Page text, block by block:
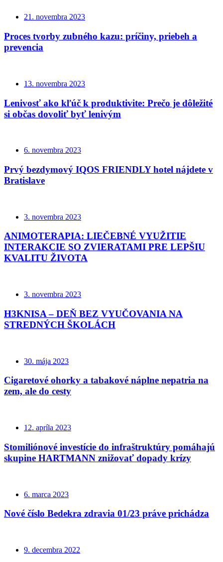
21. novembra 2023
Proces tvorby zubného kazu: príčiny, priebeh a
prevencia
13. novembra 2023
Lenivosť ako kľúč k produktivite: Prečo je dôležité
si občas dovoliť byť lenivým
6. novembra 2023
Prvý bezdymový IQOS FRIENDLY hotel nájdete v
Bratislave
3. novembra 2023
ANIMOTERAPIA: LIEČEBNÉ VYUŽITIE
INTERAKCIE SO ZVIERATAMI PRE LEPŠIU
KVALITU ŽIVOTA
3. novembra 2023
H3KNISA – DEŇ BEZ VYUČOVANIA NA
STREDNÝCH ŠKOLÁCH
30. mája 2023
Cigaretové ohorky a tabakové náplne nepatria na
zem, ale do cesty
12. apríla 2023
Stomiliónové investície do infraštruktúry pomáhajú
skupine HARTMANN znižovať dopady krízy
6. marca 2023
Nové číslo Bedekra zdravia 01/23 práve prichádza
9. decembra 2022